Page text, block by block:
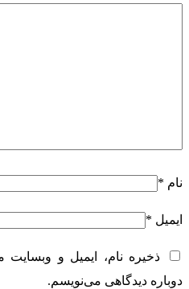
نام *
ایمیل *
ذخیره نام، ایمیل و
دوباره دیدگاهی می‌نویسم.